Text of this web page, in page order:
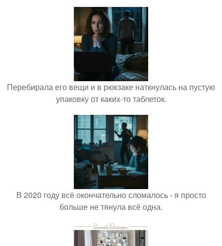
Перебирала его вещи и в рюкзаке наткнулась на пустую
упаковку от каких-то таблеток.
В 2020 году всё окончательно сломалось - я просто
больше не тянула всё одна.